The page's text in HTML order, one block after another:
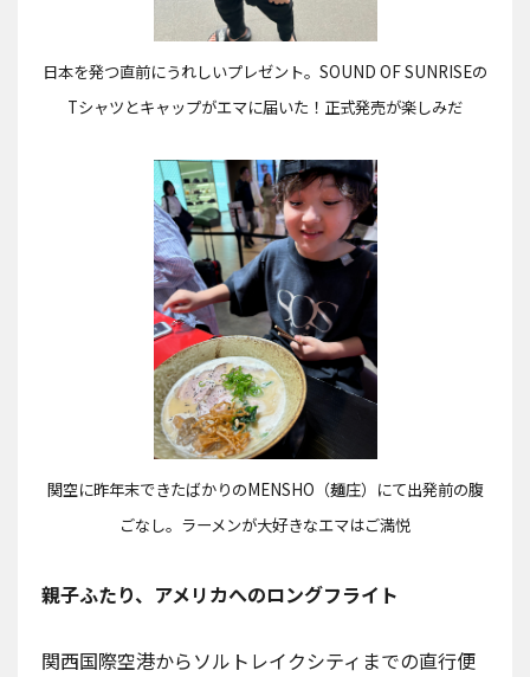
日本を発つ直前にうれしいプレゼント。SOUND OF SUNRISEの
Tシャツとキャップがエマに届いた！正式発売が楽しみだ
関空に昨年末できたばかりのMENSHO（麺庄） にて出発前の腹
ごなし。ラーメンが大好きなエマはご満悦
親子ふたり、アメリカへのロングフライト
関西国際空港からソルトレイクシティまでの直行便